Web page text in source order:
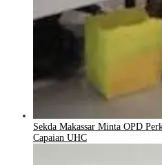
Sekda Makassar Minta OPD
Capaian UHC